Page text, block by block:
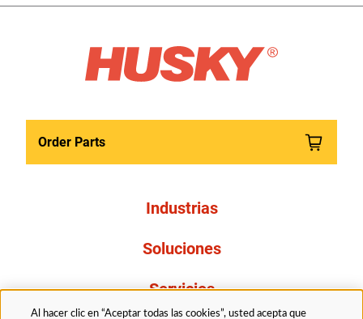
Order Parts
Industrias
Soluciones
Servicios
Al hacer clic en “Aceptar todas las cookies”, usted acepta que